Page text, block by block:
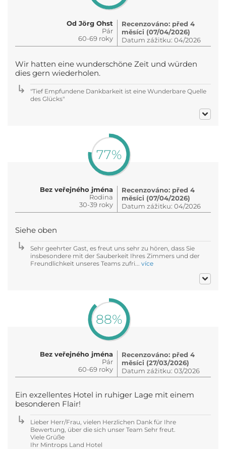
Od Jörg Ohst
Pár
60-69 roky
Recenzováno: před 4
měsíci (07/04/2026)
Datum zážitku: 04/2026
Wir hatten eine wunderschöne Zeit und würden
dies gern wiederholen.
"Tief Empfundene Dankbarkeit ist eine Wunderbare Quelle
des Glücks"
77%
Bez veřejného jména
Rodina
30-39 roky
Recenzováno: před 4
měsíci (07/04/2026)
Datum zážitku: 04/2026
Siehe oben
Sehr geehrter Gast, es freut uns sehr zu hören, dass Sie
insbesondere mit der Sauberkeit Ihres Zimmers und der
Freundlichkeit unseres Teams zufri... více
88%
Bez veřejného jména
Pár
60-69 roky
Recenzováno: před 4
měsíci (27/03/2026)
Datum zážitku: 03/2026
Ein exzellentes Hotel in ruhiger Lage mit einem
besonderen Flair!
Lieber Herr/Frau, vielen Herzlichen Dank für Ihre
Bewertung, über die sich unser Team Sehr freut.
Viele Grüße
Ihr Mintrops Land Hotel